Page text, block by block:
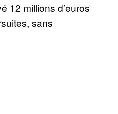
12 millions d’euros
sans